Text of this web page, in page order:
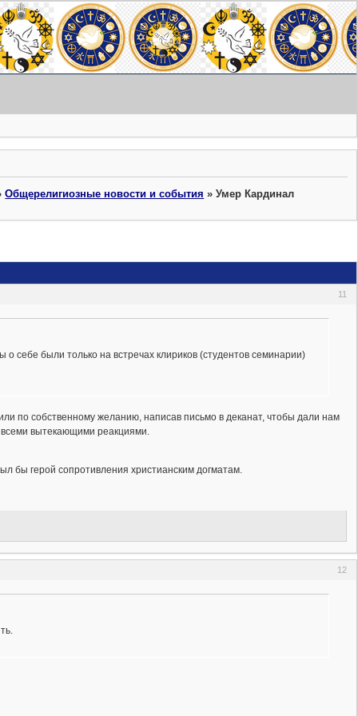
Общерелигиозные новости и события »Умер Кардинал
11
себе были только на встречах клириков (студентов семинарии)
по собственному желанию, написав письмо в деканат, чтобы дали нам
всеми вытекающими реакциями.
бы герой сопротивления христианским догматам.
12